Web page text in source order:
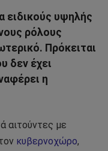
ειδικούς υψηλής
ρόλους
Πρόκειται
δεν έχει
η
αιτούντες με
κυβερνοχώρο,